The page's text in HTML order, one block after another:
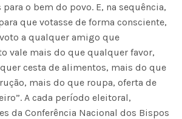
o bem do povo. E, na sequência,
que votasse de forma consciente,
a qualquer amigo que
vale mais do que qualquer favor,
cesta de alimentos, mais do que
mais do que roupa, oferta de
A cada período eleitoral,
da Conferência Nacional dos Bispos